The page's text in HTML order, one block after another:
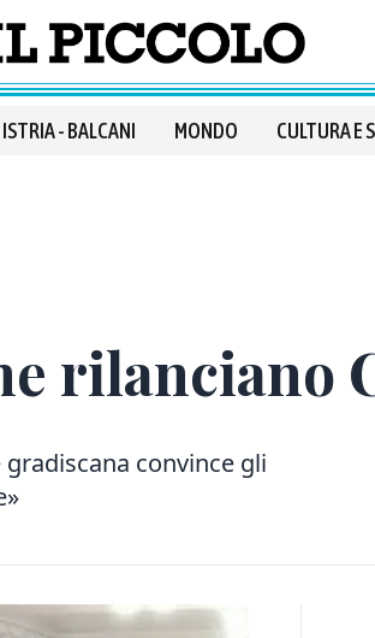
ISTRIA - BALCANI MONDO CULTURA E
rilanciano
convince gli